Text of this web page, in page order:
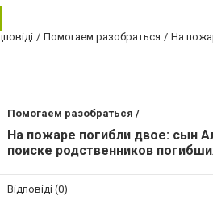
Помогаем разобраться На
Помогаем разобраться /
На пожаре погибли двое: сын
поиске родственников
Відповіді (0)